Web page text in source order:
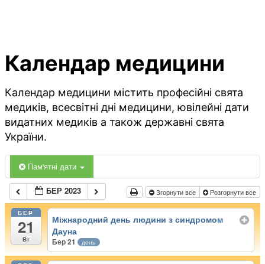
Календар медицини
Календар медицини містить професійні свята
медиків, всесвітні дні медицини, ювілейні дати
видатних медиків а також державні свята
України.
Пам'ятні дати
БЕР 2023 Згорнути все Розгорнути все
БЕР
21
Вт
Міжнародний день людини з синдромом
Дауна
Бер 21 день